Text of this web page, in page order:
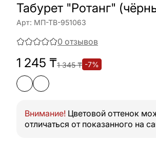
Табурет "Ротанг"
Арт: МП-ТВ-951063
0 отзывов
1 245 ₸1 345₸ -7%
Внимание! Цветовой оттенок
отличаться от показанного на